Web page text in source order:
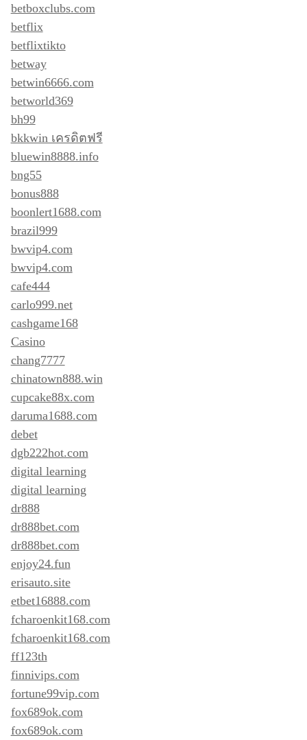
betboxclubs.com
betflix
betflixtikto
betway
betwin6666.com
betworld369
bh99
bkkwin เครดิตฟรี
bluewin8888.info
bng55
bonus888
boonlert1688.com
brazil999
bwvip4.com
bwvip4.com
cafe444
carlo999.net
cashgame168
Casino
chang7777
chinatown888.win
cupcake88x.com
daruma1688.com
debet
dgb222hot.com
digital learning
digital learning
dr888
dr888bet.com
dr888bet.com
enjoy24.fun
erisauto.site
etbet16888.com
fcharoenkit168.com
fcharoenkit168.com
ff123th
finnivips.com
fortune99vip.com
fox689ok.com
fox689ok.com